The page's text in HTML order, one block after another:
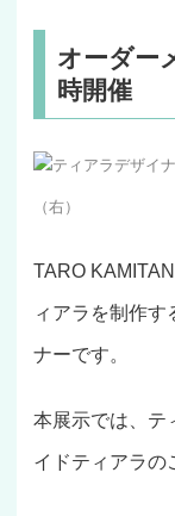
オーダー
時開催
ティアラデザイ
（右）
TARO
ィアラを制作す
ナーです。
本展示では、テ
イドティアラの